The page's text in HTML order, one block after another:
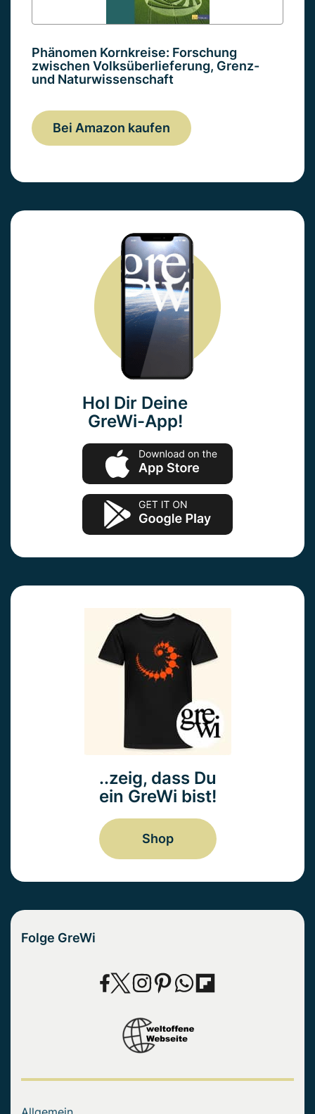
Phänomen Kornkreise: Forschung
zwischen Volksüberlieferung, Grenz-
und Naturwissenschaft
Bei Amazon kaufen
Hol Dir Deine
GreWi-App!
..zeig, dass Du
ein GreWi bist!
Shop
Folge GreWi